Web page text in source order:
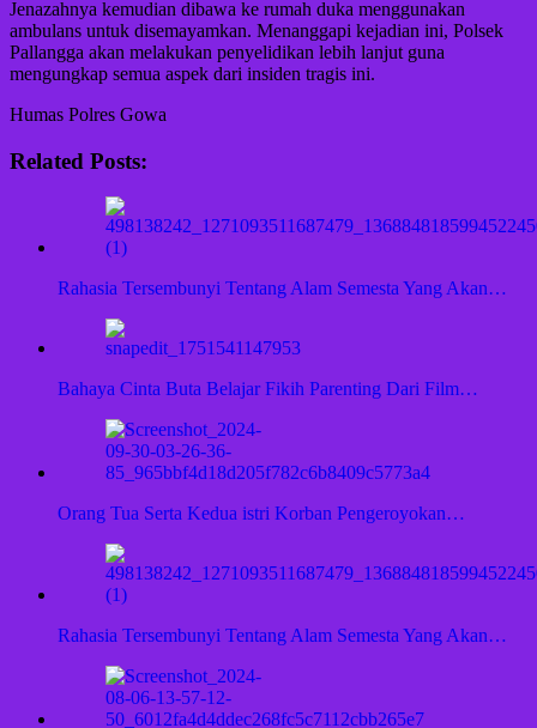
Jenazahnya kemudian dibawa ke rumah duka menggunakan
ambulans untuk disemayamkan. Menanggapi kejadian ini, Polsek
Pallangga akan melakukan penyelidikan lebih lanjut guna
mengungkap semua aspek dari insiden tragis ini.
Humas Polres Gowa
Related Posts:
Rahasia Tersembunyi Tentang Alam Semesta Yang Akan…
Bahaya Cinta Buta Belajar Fikih Parenting Dari Film…
Orang Tua Serta Kedua istri Korban Pengeroyokan…
Rahasia Tersembunyi Tentang Alam Semesta Yang Akan…